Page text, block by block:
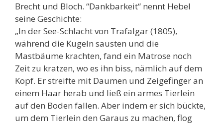
Brecht und Bloch. “Dankbarkeit“ nennt Hebel
seine Geschichte:
„In der See-Schlacht von Trafalgar (1805),
während die Kugeln sausten und die
Mastbäume krachten, fand ein Matrose noch
Zeit zu kratzen, wo es ihn biss, nämlich auf dem
Kopf. Er streifte mit Daumen und Zeigefinger an
einem Haar herab und ließ ein armes Tierlein
auf den Boden fallen. Aber indem er sich bückte,
um dem Tierlein den Garaus zu machen, flog